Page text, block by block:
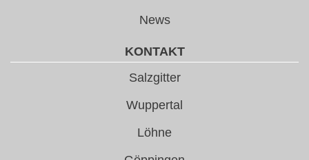
News
KONTAKT
Salzgitter
Wuppertal
Löhne